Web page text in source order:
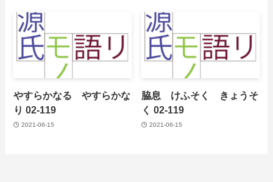
やすらかなる やすらかな
り 02-119
2021-06-15
脇息 けふそく きょうそ
く 02-119
2021-06-15